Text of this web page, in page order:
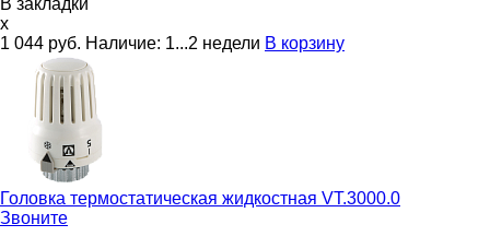
x
1 044 руб. Наличие: 1...2 недели В корзину
Головка термостатическая жидкостная VT.3000.0
Звоните